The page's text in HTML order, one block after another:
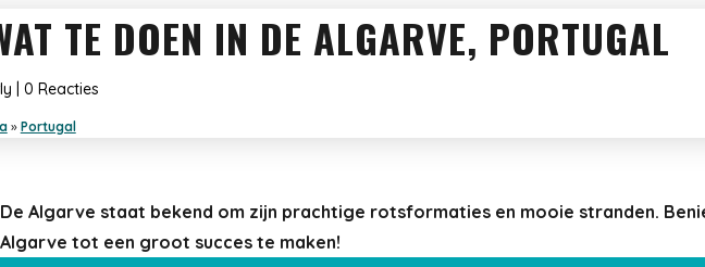
TE DOEN IN DE ALGARVE, PORTUGAL
0 Reacties
» Portugal
De Algarve staat bekend om zijn prachtige rotsformaties en mooie stranden.
Algarve tot een groot succes te maken!